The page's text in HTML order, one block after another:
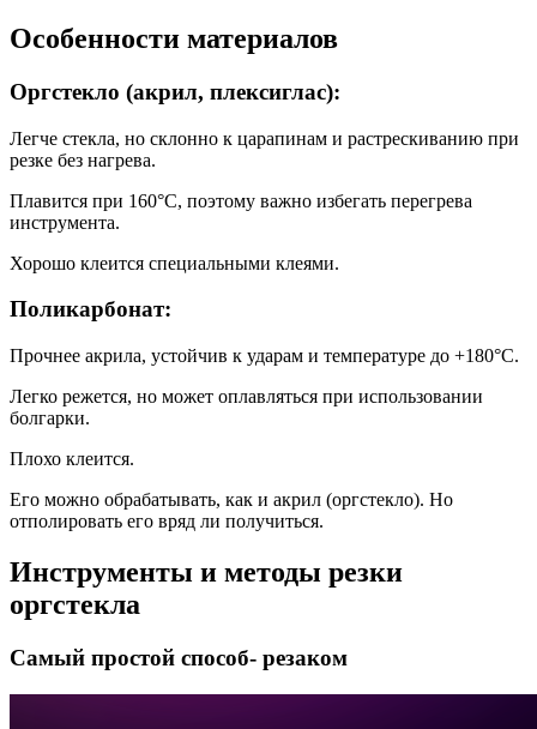
Особенности материалов
Оргстекло (акрил, плексиглас):
Легче стекла, но склонно к царапинам и растрескиванию при
резке без нагрева.
Плавится при 160°C, поэтому важно избегать перегрева
инструмента.
Хорошо клеится специальными клеями.
Поликарбонат:
Прочнее акрила, устойчив к ударам и температуре до +180°C.
Легко режется, но может оплавляться при использовании
болгарки.
Плохо клеится.
Его можно обрабатывать, как и акрил (оргстекло). Но
отполировать его вряд ли получиться.
Инструменты и методы резки
оргстекла
Самый простой способ- резаком